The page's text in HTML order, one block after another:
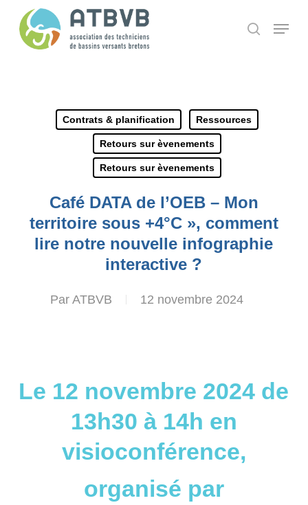
search
Menu
Contrats & planification Ressources
Retours sur èvenements
Retours sur èvenements
Café DATA de l’OEB – Mon
territoire sous +4°C », comment
lire notre nouvelle infographie
interactive ?
Par ATBVB 12 novembre 2024
Le 12 novembre 2024 de
13h30 à 14h en
visioconférence,
organisé par
Panneau de gestion des cookies